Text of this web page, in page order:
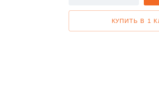
КУПИТЬ В 1